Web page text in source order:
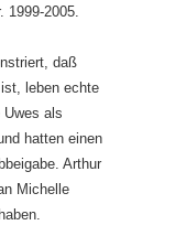
1999-2005.
daß
leben echte
Uwes als
hatten einen
Arthur
Michelle